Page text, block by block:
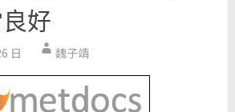
好
日 魏子靖